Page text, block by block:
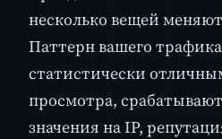
несколько вещей
Паттерн вашего
статистически
просмотра,
значения на IP,